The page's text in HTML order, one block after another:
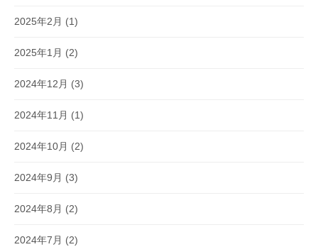
2025年2月 (1)
2025年1月 (2)
2024年12月 (3)
2024年11月 (1)
2024年10月 (2)
2024年9月 (3)
2024年8月 (2)
2024年7月 (2)